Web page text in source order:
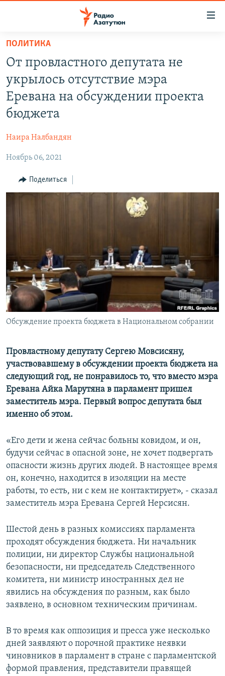
Перейти
основному
содержанию
Перейти
основной
Перейти
НОВОСТИ
ПОЛИТИКА
ОБЩЕСТВО
РЕГИОН
НАГОРНЫЙ КАРАБАХ
КУЛЬТУРА
СПОРТ
English
Русский
Все сайты Радио Азатутюн
ПОЛИТИКА
От провластного депутата не
укрылось отсутствие мэра
Еревана на обсуждении проекта
бюджета
Наира Налбандян
Ноябрь 06, 2021
Поделиться
Обсуждение проекта бюджета в Национальном собрании
Провластному депутату Сергею Мовсисяну,
участвовавшему в обсуждении проекта бюджета на
следующий год, не понравилось то, что вместо мэра
Еревана Айка Марутяна в парламент пришел
заместитель мэра. Первый вопрос депутата был
именно об этом.
«Его дети и жена сейчас больны ковидом, и он,
будучи сейчас в опасной зоне, не хочет подвергать
опасности жизнь других людей. В настоящее время
он, конечно, находится в изоляции на месте
работы, то есть, ни с кем не контактирует», - сказал
заместитель мэра Еревана Сергей Нерсисян.
Шестой день в разных комиссиях парламента
проходят обсуждения бюджета. Ни начальник
полиции, ни директор Службы национальной
безопасности, ни председатель Следственного
комитета, ни министр иностранных дел не
явились на обсуждения по разным, как было
заявлено, в основном техническим причинам.
В то время как оппозиция и пресса уже несколько
дней заявляют о порочной практике неявки
чиновников в парламент в стране с парламентской
формой правления, представители правящей